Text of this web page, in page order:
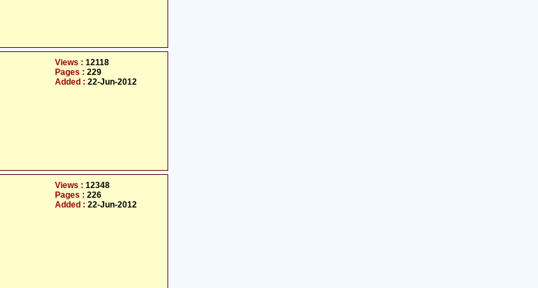
Views : 12118
Pages : 229
Added : 22-Jun-2012
Views : 12348
Pages : 226
Added : 22-Jun-2012